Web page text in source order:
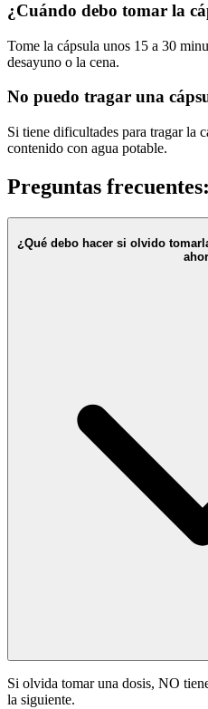
¿Cuándo debo tomar la
Tome la cápsula unos 15 a 30
desayuno o la cena.
No puedo tragar una
Si tiene dificultades para tragar la
contenido con agua potable.
Preguntas frecuentes:
¿Qué debo hacer si olvido
Si olvida tomar una dosis, NO
la siguiente.